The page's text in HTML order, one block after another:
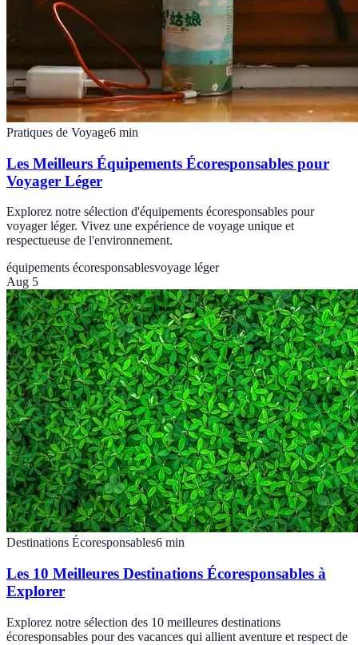
Pratiques de Voyage6 min
Les Meilleurs Équipements Écoresponsables pour
Voyager Léger
Explorez notre sélection d'équipements écoresponsables pour
voyager léger. Vivez une expérience de voyage unique et
respectueuse de l'environnement.
équipements écoresponsablesvoyage léger
Aug 5
Destinations Écoresponsables6 min
Les 10 Meilleures Destinations Écoresponsables à
Explorer
Explorez notre sélection des 10 meilleures destinations
écoresponsables pour des vacances qui allient aventure et respect de